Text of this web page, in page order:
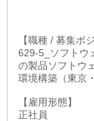
【職種 / 募集ポ
629-5_ソフトウ
の製品ソフトウ
環境構築（東京
【雇用形態】
正社員